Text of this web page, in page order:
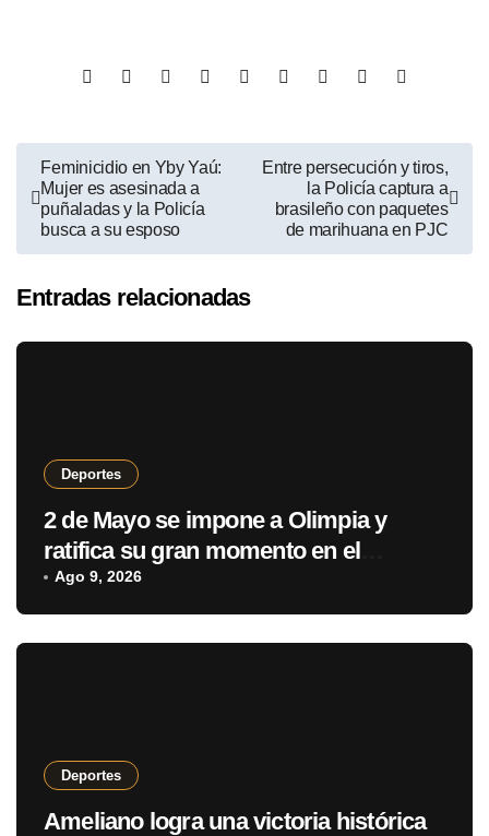
Feminicidio en Yby Yaú:
Mujer es asesinada a
puñaladas y la Policía
busca a su esposo
Entre persecución y tiros,
la Policía captura a
brasileño con paquetes
de marihuana en PJC
Entradas relacionadas
Deportes
2 de Mayo se impone a Olimpia y
ratifica su gran momento en el
Clausura
Ago 9, 2026
Deportes
Ameliano logra una victoria histórica